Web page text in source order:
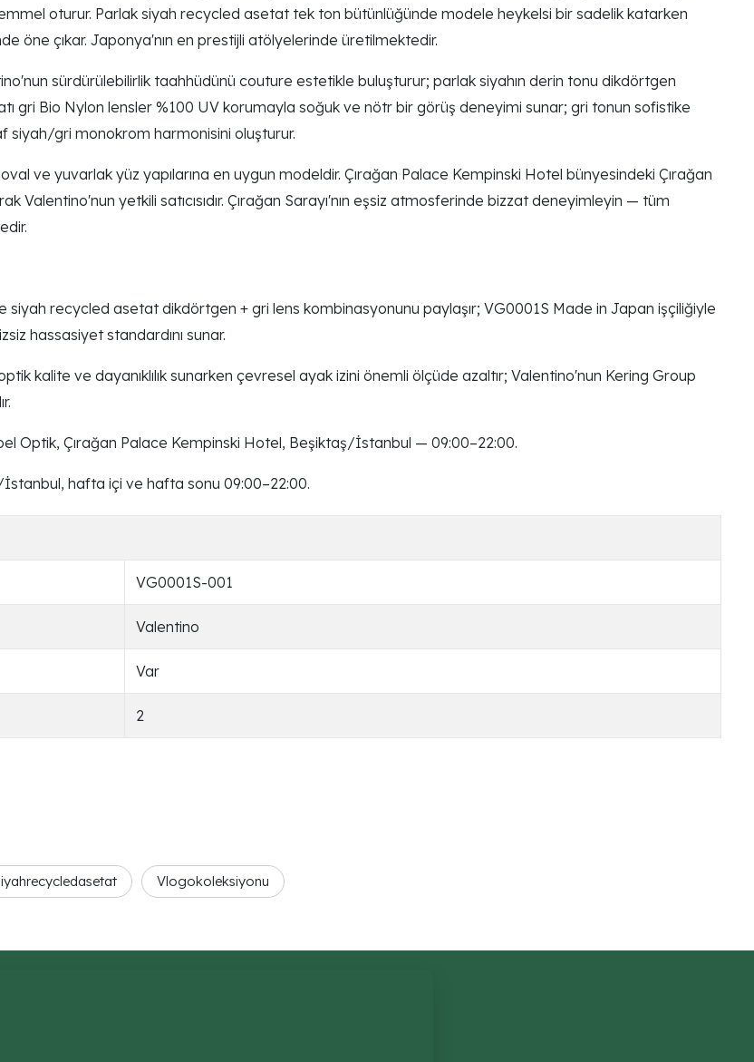
oturur. Parlak siyah recycled asetat tek ton bütünlüğünde modele heykelsi bir sadelik katarken
öne çıkar. Japonya'nın en prestijli atölyelerinde üretilmektedir.
sürdürülebilirlik taahhüdünü couture estetikle buluşturur; parlak siyahın derin tonu dikdörtgen
gri Bio Nylon lensler %100 UV korumayla soğuk ve nötr bir görüş deneyimi sunar; gri tonun sofistike
siyah/gri monokrom harmonisini oluşturur.
ve yuvarlak yüz yapılarına en uygun modeldir. Çırağan Palace Kempinski Hotel bünyesindeki Çırağan
yetkili satıcısıdır. Çırağan Sarayı'nın eşsiz atmosferinde bizzat deneyimleyin — tüm
siyah recycled asetat dikdörtgen + gri lens kombinasyonunu paylaşır; VG0001S Made in Japan işçiliğiyle
hassasiyet standardını sunar.
kalite ve dayanıklılık sunarken çevresel ayak izini önemli ölçüde azaltır; Valentino'nun Kering Group
Optik, Çırağan Palace Kempinski Hotel, Beşiktaş/İstanbul — 09:00–22:00.
hafta içi ve hafta sonu 09:00–22:00.
VG0001S-001
Valentino
Var
2
Vlogokoleksiyonu